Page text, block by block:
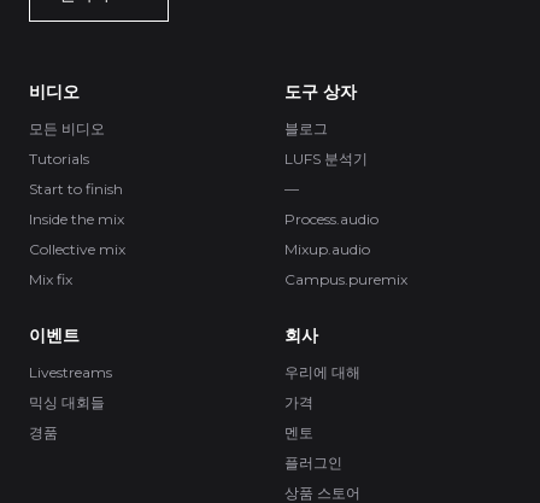
비디오
모든 비디오
Tutorials
Start to finish
Inside the mix
Collective mix
Mix fix
도구 상자
블로그
LUFS 분석기
—
Process.audio
Mixup.audio
Campus.puremix
이벤트
Livestreams
믹싱 대회들
경품
회사
우리에 대해
가격
멘토
플러그인
상품 스토어